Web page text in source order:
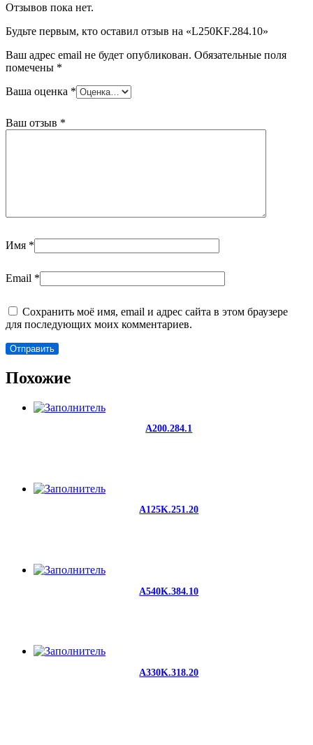
Отзывов пока нет.
Будьте первым, кто оставил отзыв на «L250KF.284.10»
Ваш адрес email не будет опубликован. Обязательные поля
помечены *
Ваша оценка *
Ваш отзыв *
Имя *
Email *
Сохранить моё имя, email и адрес сайта в этом браузере
для последующих моих комментариев.
Похожие
A200.284.1
A125K.251.20
A540K.384.10
A330K.318.20